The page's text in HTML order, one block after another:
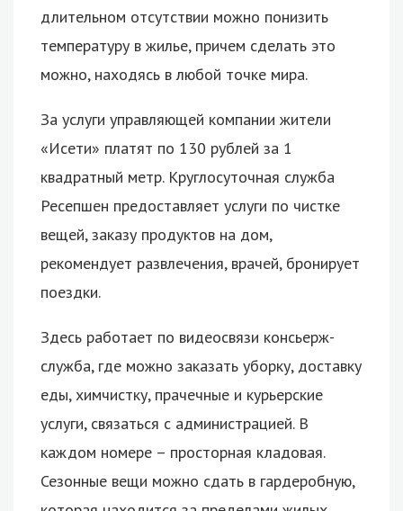
длительном отсутствии можно понизить
температуру в жилье, причем сделать это
можно, находясь в любой точке мира.
За услуги управляющей компании жители
«Исети» платят по 130 рублей за 1
квадратный метр. Круглосуточная служба
Ресепшен предоставляет услуги по чистке
вещей, заказу продуктов на дом,
рекомендует развлечения, врачей, бронирует
поездки.
Здесь работает по видеосвязи консьерж-
служба, где можно заказать уборку, доставку
еды, химчистку, прачечные и курьерские
услуги, связаться с администрацией. В
каждом номере – просторная кладовая.
Сезонные вещи можно сдать в гардеробную,